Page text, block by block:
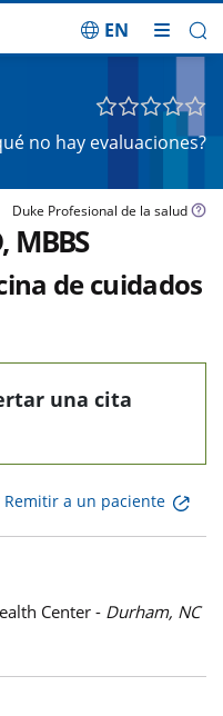
EN
no hay evaluaciones?
Duke Profesional de la salud
MBBS
de cuidados
una cita
Remitir a un paciente
Center - Durham, NC